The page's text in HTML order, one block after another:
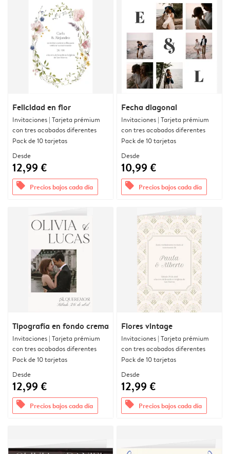
Felicidad en flor
Invitaciones | Tarjeta prémium
con tres acabados diferentes
Pack de 10 tarjetas
Desde
12,99 €
offers Precios bajos cada día
Fecha diagonal
Invitaciones | Tarjeta prémium
con tres acabados diferentes
Pack de 10 tarjetas
Desde
10,99 €
offers Precios bajos cada día
Tipografía en fondo crema
Invitaciones | Tarjeta prémium
con tres acabados diferentes
Pack de 10 tarjetas
Desde
12,99 €
offers Precios bajos cada día
Flores vintage
Invitaciones | Tarjeta prémium
con tres acabados diferentes
Pack de 10 tarjetas
Desde
12,99 €
offers Precios bajos cada día